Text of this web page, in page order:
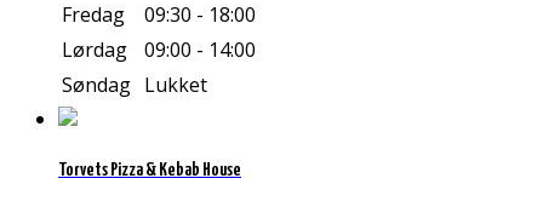
Fredag
09:30 - 18:00
Lørdag
09:00 - 14:00
Søndag Lukket
Torvets Pizza & Kebab House